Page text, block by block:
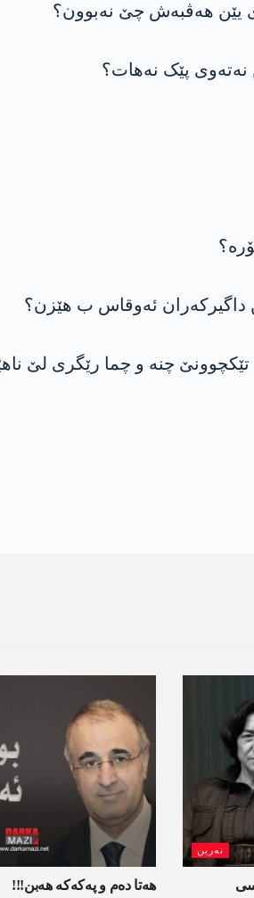
یێن ھەڤبەش چێ نەبوون؟
پێک نەھات؟
داگیرکەران ئەوقاس ب ھێزن؟
چنە و چما رێگری لێ
ھەتا دەم و پەکەکە ھەبن!!!
نەرین